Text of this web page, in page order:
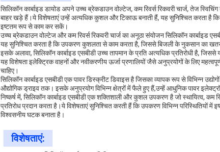
सिलिकॉन कार्बाइड डायोड अपने उच्च ब्रेकडाउन वोल्टेज, कम रिवर्स रिकवरी चार्ज, तेज
बाहर खड़े हैं।ये विशेषताएं उन्हें अत्यधिक कुशल और टिकाऊ बनाती हैं, यह सुनिश्चित करता है
इष्टतम रूप से काम कर सकें।
उच्च ब्रेकडाउन वोल्टेज और कम रिवर्स रिकवरी चार्ज का अनूठा संयोजन सिलिकॉन कार्बाइड
यह सुनिश्चित करता है कि उपकरण कुशलता से काम करता है, जिससे बिजली के नुकसान का
इसके अलावा, सिलिकॉन कार्बाइड एसबीडी उच्च तापमान के प्रति अत्यधिक प्रतिरोधी है,
यह विशेषता इलेक्ट्रिक वाहनों और नवीकरणीय ऊर्जा प्रणालियों जैसे अनुप्रयोगों के लिए
चाहिए।
सिलिकॉन कार्बाइड एसबीडी एक पावर डिस्क्रीट डिवाइस है जिसका व्यापक रूप से विभिन्न
औद्योगिक ड्राइव तक। इसके अनुप्रयोग विभिन्न क्षेत्रों में फैले हुए हैं,उन्हें आधुनिक पावर
निष्कर्ष में, सिलिकॉन कार्बाइड एसबीडी एक शक्तिशाली और कुशल उपकरण है जो स्थायित्व, कम
प्रतिरोध प्रदान करता है।ये विशेषताएं सुनिश्चित करती हैं कि उपकरण विभिन्न परिस्थितियों
विश्वसनीय घटक बनाता है।
विशेषताएं: